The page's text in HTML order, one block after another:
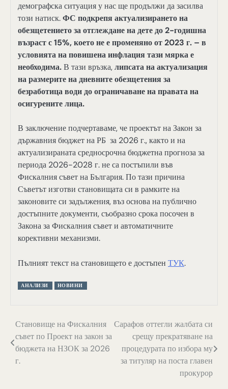
демографска ситуация у нас ще продължи да засилва
този натиск.ФС подкрепя актуализирането на
обезщетението за отглеждане на дете до 2-годишна
възраст с 15%, което не е променяно от 2023 г. – в
условията на повишена инфлация тази мярка е
необходима.В тази връзка,липсата на актуализация
на размерите на дневните обезщетения за
безработица води до ограничаване на правата на
осигурените лица.
В заключение подчертаваме, че проектът на Закон за
държавния бюджет на РБ за 2026 г., както и на
актуализираната средносрочна бюджетна прогноза за
периода 2026-2028 г. не са постъпили във
Фискалния съвет на България. По тази причина
Съветът изготви становищата си в рамките на
законовите си задължения, въз основа на публично
достъпните документи, съобразно срока посочен в
Закона за Фискалния съвет и автоматичните
корективни механизми.
Пълният текст на становището е достъпен ТУК.
АНАЛИЗИ НОВИНИ
Навигация
Становище на Фискалния
съвет по Проект на закон за
бюджета на НЗОК за 2026
г.
Сарафов оттегли жалбата си
срещу прекратяване на
процедурата по избора му
за титуляр на поста главен
прокурор